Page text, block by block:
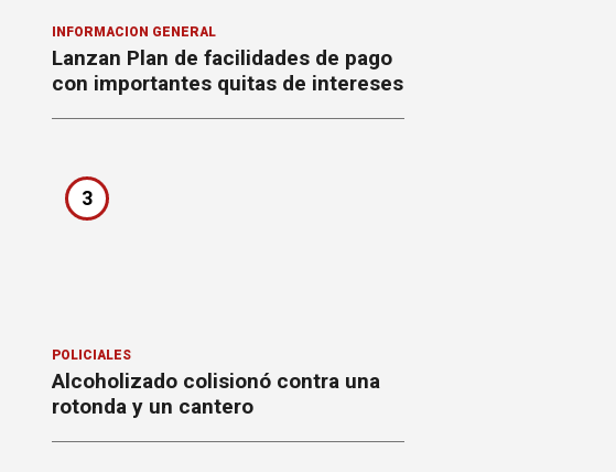
INFORMACION GENERAL
Lanzan Plan de facilidades de pago
con importantes quitas de intereses
3
POLICIALES
Alcoholizado colisionó contra una
rotonda y un cantero